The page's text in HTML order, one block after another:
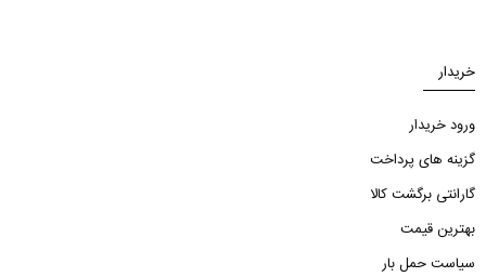
خریدار
ورود خریدار
گزینه های پرداخت
گارانتی برگشت کالا
بهترین قیمت
سیاست حمل بار